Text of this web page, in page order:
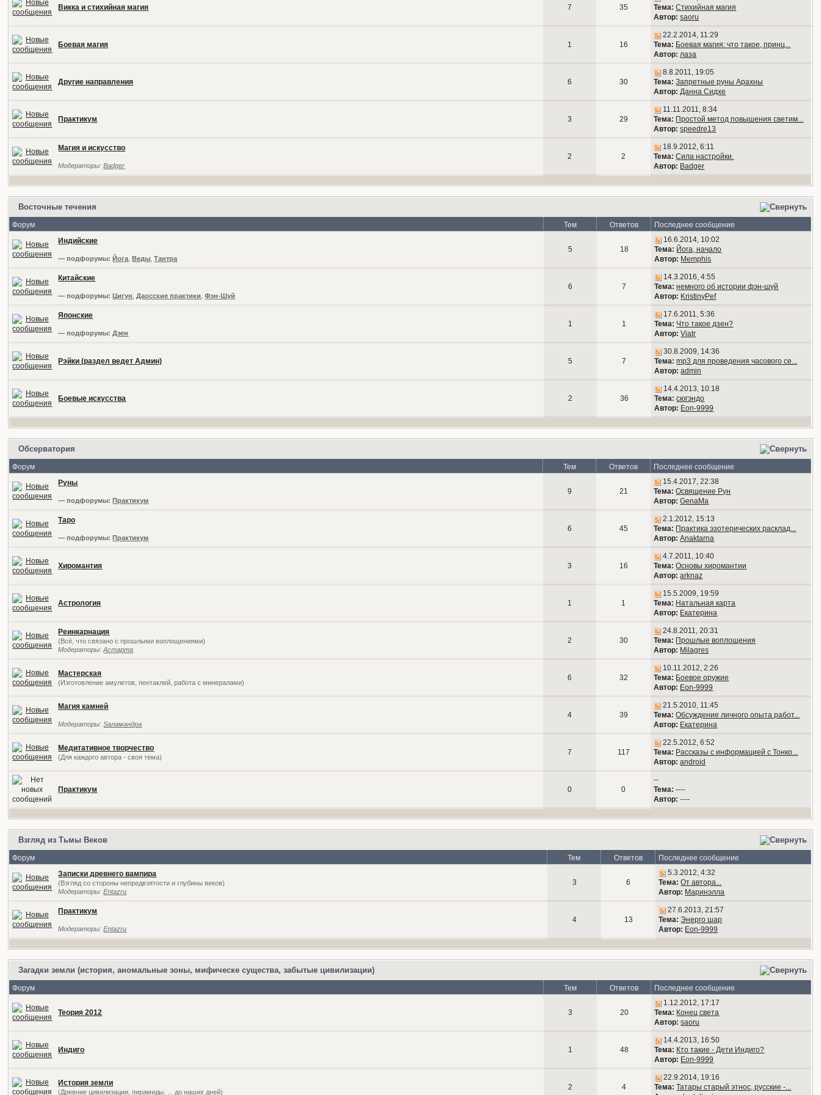
Викка и стихийная магия 7 35
Тема: Стихийная магия
Автор: saoru
Боевая магия 1 16
22.2.2014, 11:29
Тема: Боевая магия: что такое, принц...
Автор: лаза
Другие направления 6 30
8.8.2011, 19:05
Тема: Запретные руны Арахны
Автор: Данна Сидхе
Практикум 3 29
11.11.2011, 8:34
Тема: Простой метод повышения светим...
Автор: speedre13
Магия и искусство
Модераторы:Badger
2 2
18.9.2012, 6:11
Тема: Сила настройки.
Автор: Badger
Восточные течения
Форум Тем Ответов
Последнее сообщение
Индийские
— подфорумы: Йога ,Веды ,Тантра
5 18
16.6.2014, 10:02
Тема: Йога, начало
Автор: Memphis
Китайские
— подфорумы: Цигун ,Даосские практики ,Фэн-Шуй
6 7
14.3.2016, 4:55
Тема: немного об истории фэн-шуй
Автор: KristinyPef
Японские
— подфорумы: Дзен
1 1
17.6.2011, 5:36
Тема: Что такое дзен?
Автор: Viatr
Рэйки (раздел ведет Админ) 5 7
30.8.2009, 14:36
Тема: mp3 для проведения часового се...
Автор: admin
Боевые искусства 2 36
14.4.2013, 10:18
Тема: сюгэндо
Автор: Eon-9999
Обсерватория
Форум Тем Ответов
Последнее сообщение
Руны
— подфорумы: Практикум
9 21
15.4.2017, 22:38
Тема: Освящение Рун
Автор: GenaMa
Таро
— подфорумы: Практикум
6 45
2.1.2012, 15:13
Тема: Практика эзотерических расклад...
Автор: Anaktarna
Хиромантия 3 16
4.7.2011, 10:40
Тема: Основы хиромантии
Автор: arknaz
Астрология 1 1
15.5.2009, 19:59
Тема: Натальная карта
Автор: Екатерина
Реинкарнация
(Всё, что связано с прошлыми воплощениями)
Модераторы:Астарта
2 30
24.8.2011, 20:31
Тема: Прошлые воплощения
Автор: Milagres
Мастерская
(Изготовление амулетов, пентаклей, работа с минералами)
6 32
10.11.2012, 2:26
Тема: Боевое оружие
Автор: Eon-9999
Магия камней
Модераторы:Sаламандра
4 39
21.5.2010, 11:45
Тема: Обсуждение личного опыта работ...
Автор: Екатерина
Медитативное творчество
(Для каждого автора - своя тема)
7 117
22.5.2012, 6:52
Тема: Рассказы с информацией с Тонко...
Автор: android
Практикум 0 0
--
Тема: ----
Автор: ----
Взгляд из Тьмы Веков
Форум Тем Ответов
Последнее сообщение
Записки древнего вампира
(Взгляд со стороны непредвзятости и глубины веков)
Модераторы:Entazru
3 6
5.3.2012, 4:32
Тема: От автора...
Автор: Маринэлла
Практикум
Модераторы:Entazru
4 13
27.6.2013, 21:57
Тема: Энерго шар
Автор: Eon-9999
Загадки земли (история, аномальные зоны, мифическе существа, забытые цивилизации)
Форум Тем Ответов Последнее сообщение
Теория 2012 3 20
1.12.2012, 17:17
Тема: Конец света
Автор: saoru
Индиго 1 48
14.4.2013, 16:50
Тема: Кто такие - Дети Индиго?
Автор: Eon-9999
История земли
(Древние цивилизации, пирамиды, ... до наших дней)
2 4
22.9.2014, 19:16
Тема: Татары старый этнос, русские -...